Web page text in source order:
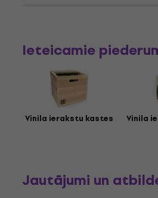
Ieteicamie
Vinila ierakstu kastes Vinila
Jautājumi un